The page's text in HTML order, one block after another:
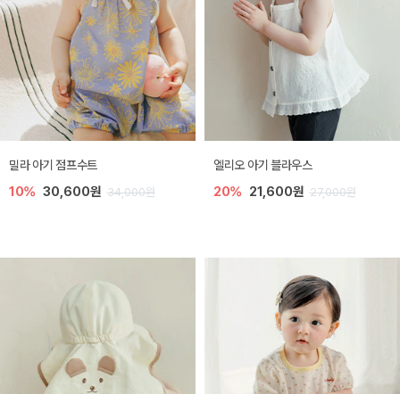
밀라 아기 점프수트
10% 30,600원 34,000원
엘리오 아기 블라우스
20% 21,600원 27,000원